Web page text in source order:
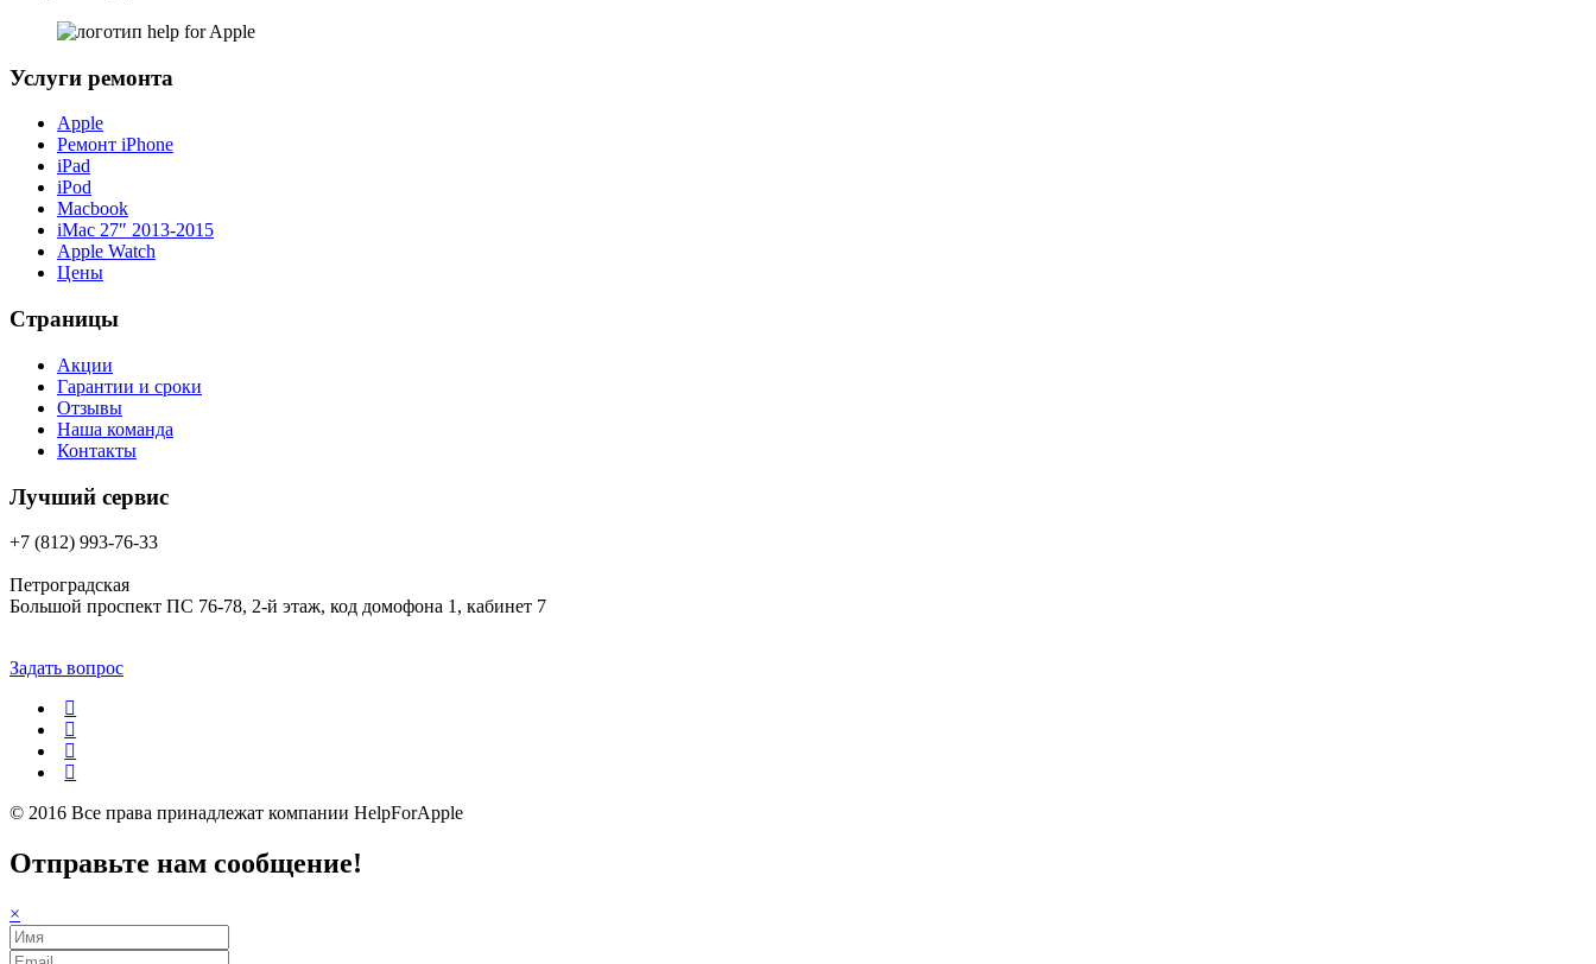
Услуги ремонта
Apple
Ремонт iPhone
iPad
iPod
Macbook
iMac 27″ 2013-2015
Apple Watch
Цены
Страницы
Акции
Гарантии и сроки
Отзывы
Наша команда
Контакты
Лучший сервис
+7 (812) 993-76-33
Петроградская
Большой проспект ПС 76-78, 2-й этаж, код домофона 1, кабинет 7
Задать вопрос
© 2016 Все права принадлежат компании HelpForApple
Отправьте нам сообщение!
×